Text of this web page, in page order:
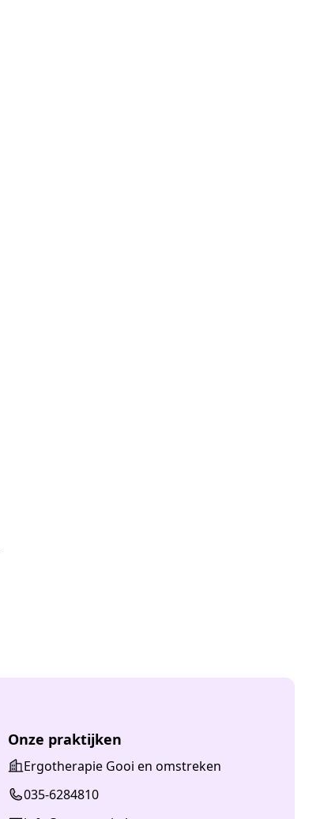
Onze praktijken
Ergotherapie Gooi en omstreken
035-6284810